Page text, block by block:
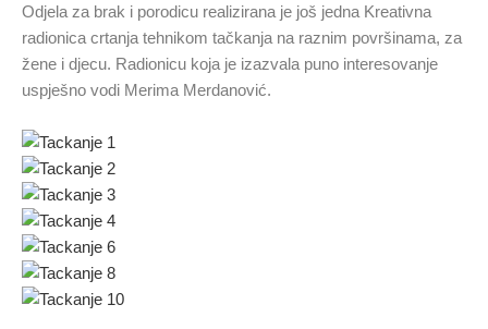
Odjela za brak i porodicu realizirana je još jedna Kreativna
radionica crtanja tehnikom tačkanja na raznim površinama, za
žene i djecu. Radionicu koja je izazvala puno interesovanje
uspješno vodi Merima Merdanović.